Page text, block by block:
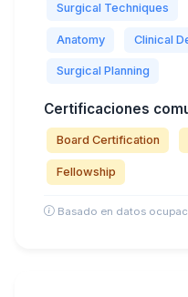
Surgical Techniques
Anatomy Clinical
Surgical Planning
Certificaciones
Board Certification
Fellowship
Basado en datos